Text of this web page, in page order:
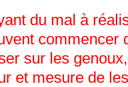
du mal à
commencer
sur les
et mesure de